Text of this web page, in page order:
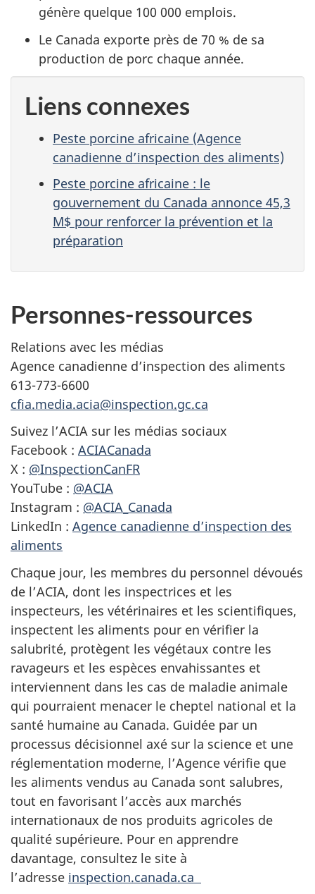
génère quelque 100 000 emplois.
Le Canada exporte près de 70 % de sa
production de porc chaque année.
Liens connexes
Peste porcine africaine (Agence
canadienne d’inspection des aliments)
Peste porcine africaine : le
gouvernement du Canada annonce 45,3
M$ pour renforcer la prévention et la
préparation
Personnes-ressources
Relations avec les médias
Agence canadienne d’inspection des aliments
613-773-6600
cfia.media.acia@inspection.gc.ca
Suivez l’ACIA sur les médias sociaux
Facebook : ACIACanada
X : @InspectionCanFR
YouTube : @ACIA
Instagram : @ACIA_Canada
LinkedIn : Agence canadienne d’inspection des
aliments
Chaque jour, les membres du personnel dévoués
de l’ACIA, dont les inspectrices et les
inspecteurs, les vétérinaires et les scientifiques,
inspectent les aliments pour en vérifier la
salubrité, protègent les végétaux contre les
ravageurs et les espèces envahissantes et
interviennent dans les cas de maladie animale
qui pourraient menacer le cheptel national et la
santé humaine au Canada. Guidée par un
processus décisionnel axé sur la science et une
réglementation moderne, l’Agence vérifie que
les aliments vendus au Canada sont salubres,
tout en favorisant l’accès aux marchés
internationaux de nos produits agricoles de
qualité supérieure. Pour en apprendre
davantage, consultez le site à
l’adresse inspection.canada.ca